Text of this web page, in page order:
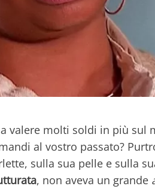
valere molti soldi in più sul
al vostro passato?
sulla sua pelle e sulla
, non aveva un grande